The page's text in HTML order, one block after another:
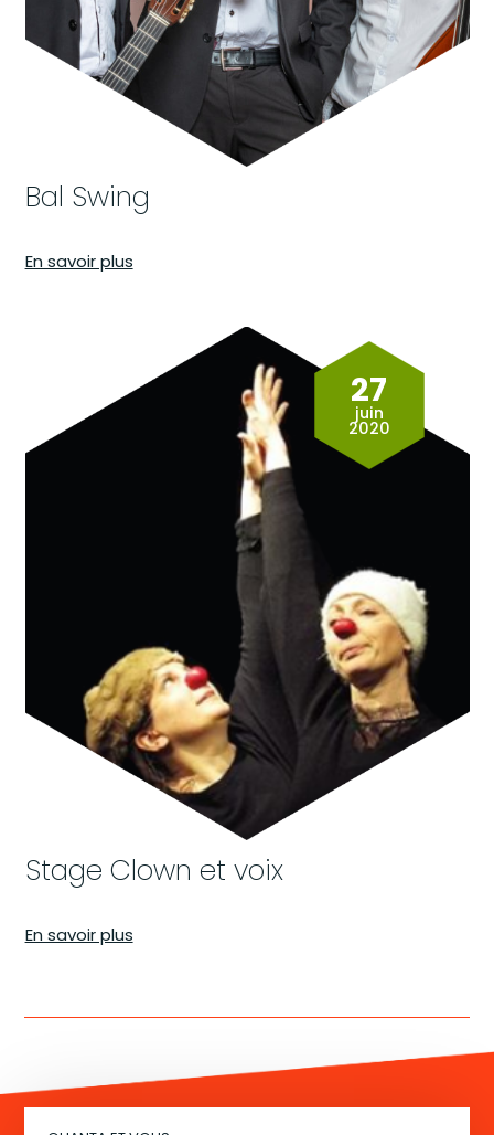
e
Bal Swing
En savoir plus
27
juin
2020
Stage Clown et voix
En savoir plus